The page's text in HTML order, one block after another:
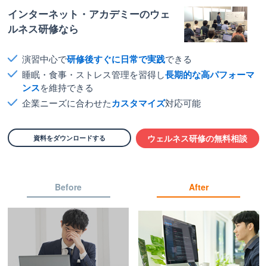
インターネット・アカデミーのウェ
ルネス研修なら
演習中心で研修後すぐに日常で実践できる
睡眠・食事・ストレス管理を習得し長期的な高パフォーマ
ンスを維持できる
企業ニーズに合わせたカスタマイズ対応可能
資料をダウンロードする ウェルネス研修の無料相談
Before After